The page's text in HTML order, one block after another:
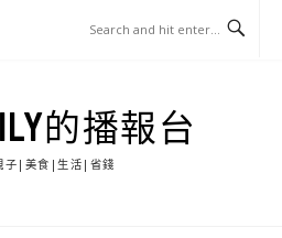
的播報台
子|美食|生活|省錢